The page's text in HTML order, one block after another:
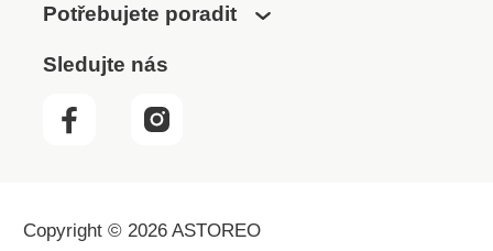
Potřebujete poradit
Sledujte nás
Copyright © 2026 ASTOREO